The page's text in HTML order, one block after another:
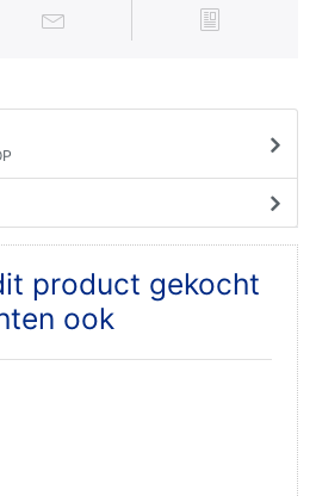
product gekocht
ook